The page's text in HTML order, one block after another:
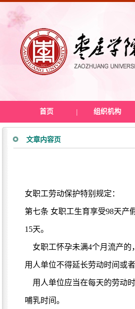
首页 | 组织机构
文章内容页
女职工劳动保护特别规定：
第七条 女职工生育享受98天产
15天。
女职工怀孕未满4个月流产的
用人单位不得延长劳动时间或
用人单位应当在每天的劳动
哺乳时间。